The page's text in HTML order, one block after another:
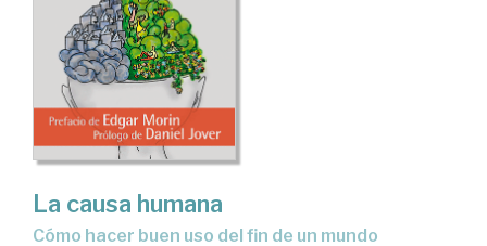
La causa humana
cómo hacer buen uso del fin de un mundo